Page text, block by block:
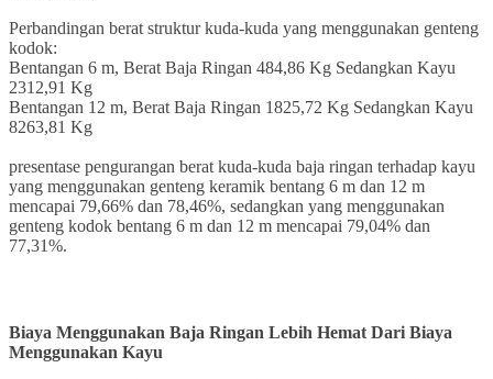
Perbandingan berat struktur kuda-kuda yang menggunakan genteng
kodok:
Bentangan 6 m, Berat Baja Ringan 484,86 Kg Sedangkan Kayu
2312,91 Kg
Bentangan 12 m, Berat Baja Ringan 1825,72 Kg Sedangkan Kayu
8263,81 Kg
presentase pengurangan berat kuda-kuda baja ringan terhadap kayu
yang menggunakan genteng keramik bentang 6 m dan 12 m
mencapai 79,66% dan 78,46%, sedangkan yang menggunakan
genteng kodok bentang 6 m dan 12 m mencapai 79,04% dan
77,31%.
Biaya Menggunakan Baja Ringan Lebih Hemat Dari Biaya
Menggunakan Kayu